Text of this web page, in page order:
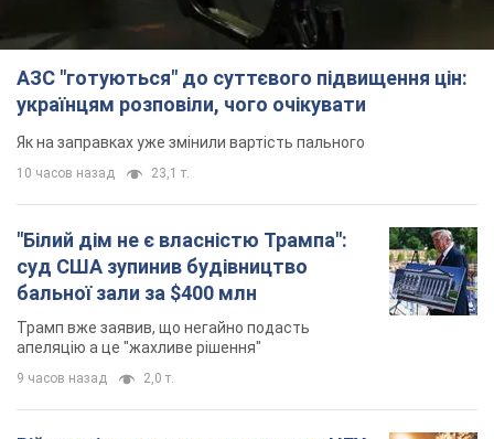
Трамп вже заявив, що негайно подасть
апеляцію а це "жахливе рішення"
9 часов назад 2,0 т.
Війна змінює не лише тактику: в НГУ
показали інженерні рішення проти
"Шаленого Макса"
9 часов назад 7,6 т.